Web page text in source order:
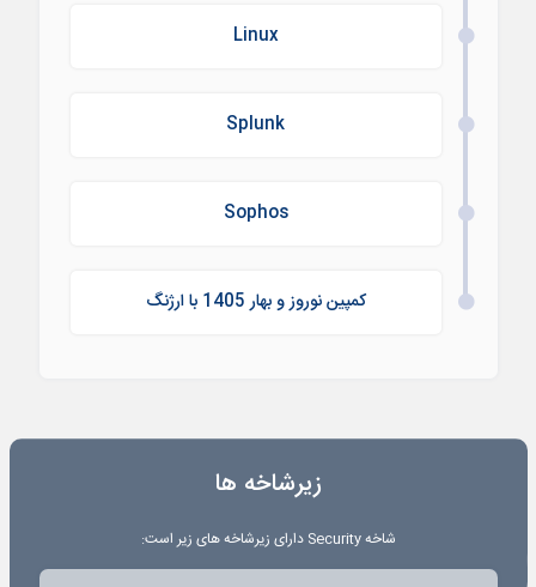
Linux
Splunk
Sophos
کمپین نوروز و بهار 1405 با ارژنگ
زیرشاخه ها
شاخهSecurity دارای زیرشاخه های زیر است: